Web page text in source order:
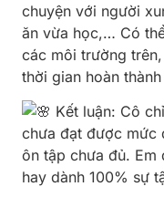
chuyện với người
ăn vừa học,… Có
các môi trường
thời gian hoàn
Kết luận: Cô
chưa đạt được mức
ôn tập chưa đủ. Em
hay dành 100% sự